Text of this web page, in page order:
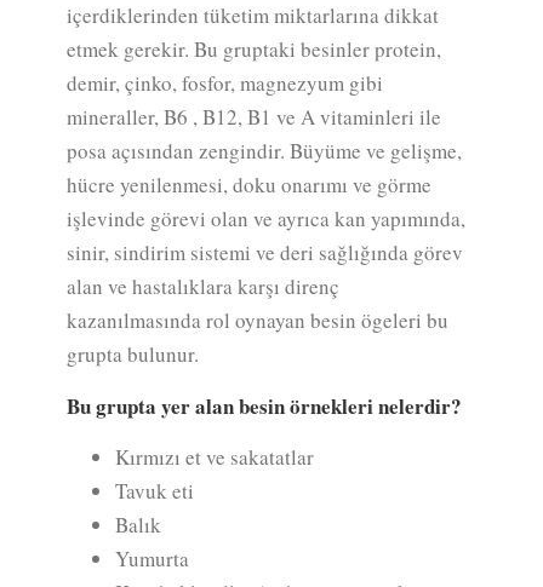
içerdiklerinden tüketim miktarlarına dikkat
etmek gerekir. Bu gruptaki besinler protein,
demir, çinko, fosfor, magnezyum gibi
mineraller, B6 , B12, B1 ve A vitaminleri ile
posa açısından zengindir. Büyüme ve gelişme,
hücre yenilenmesi, doku onarımı ve görme
işlevinde görevi olan ve ayrıca kan yapımında,
sinir, sindirim sistemi ve deri sağlığında görev
alan ve hastalıklara karşı direnç
kazanılmasında rol oynayan besin ögeleri bu
grupta bulunur.
Bu grupta yer alan besin örnekleri nelerdir?
Kırmızı et ve sakatatlar
Tavuk eti
Balık
Yumurta